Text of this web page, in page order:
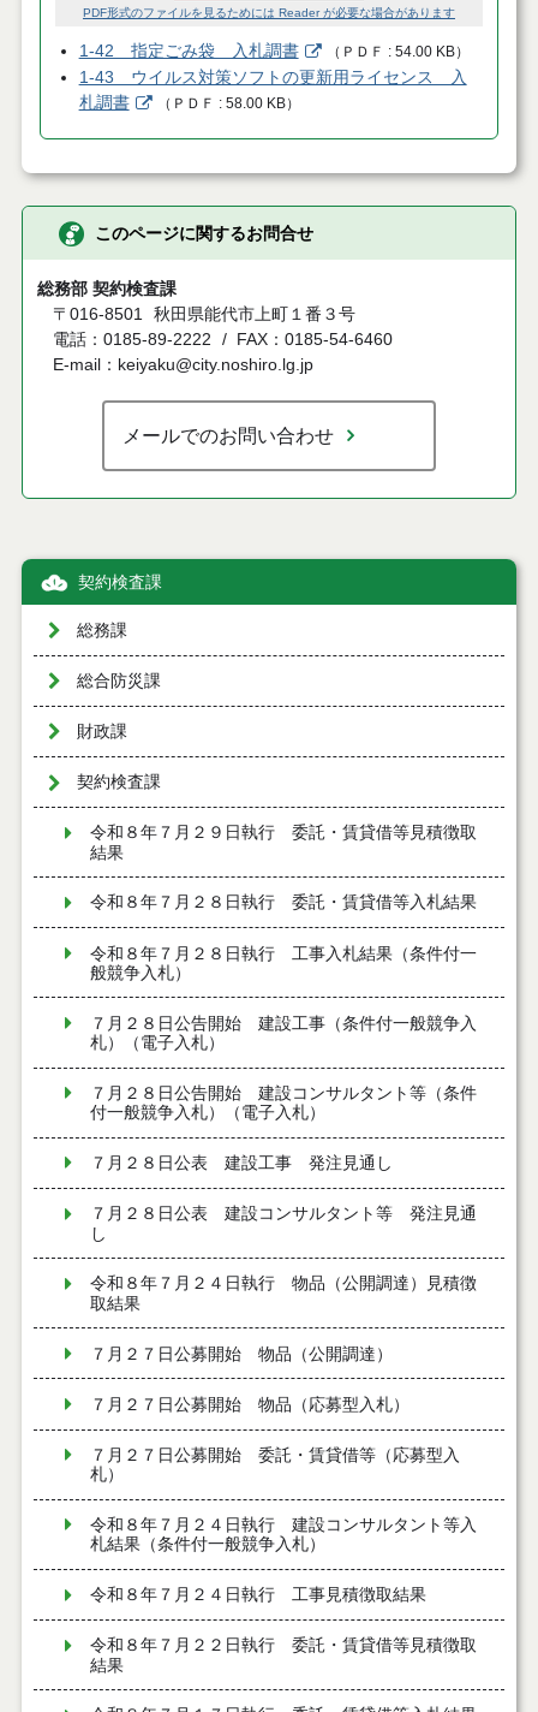
PDF形式のファイルを見るためには Reader が必要な場合があります
1-42 指定ごみ袋 入札調書 （ ＰＤＦ 54.00 KB）
1-43 ウイルス対策ソフトの更新用ライセンス 入
札調書
（ ＰＤＦ 58.00 KB）
このページに関するお問合せ
総務部 契約検査課
〒016-8501 秋田県能代市上町１番３号
電話：0185-89-2222
FAX：0185-54-6460
E-mail：keiyaku@city.noshiro.lg.jp
メールでのお問い合わせ
契約検査課
総務課
総合防災課
財政課
契約検査課
令和８年７月２９日執行 委託・賃貸借等見積徴取
結果
令和８年７月２８日執行 委託・賃貸借等入札結果
令和８年７月２８日執行 工事入札結果（条件付一
般競争入札）
７月２８日公告開始 建設工事（条件付一般競争入
札）（電子入札）
７月２８日公告開始 建設コンサルタント等（条件
付一般競争入札）（電子入札）
７月２８日公表 建設工事 発注見通し
７月２８日公表 建設コンサルタント等 発注見通
し
令和８年７月２４日執行 物品（公開調達）見積徴
取結果
７月２７日公募開始 物品（公開調達）
７月２７日公募開始 物品（応募型入札）
７月２７日公募開始 委託・賃貸借等（応募型入
札）
令和８年７月２４日執行 建設コンサルタント等入
札結果（条件付一般競争入札）
令和８年７月２４日執行 工事見積徴取結果
令和８年７月２２日執行 委託・賃貸借等見積徴取
結果